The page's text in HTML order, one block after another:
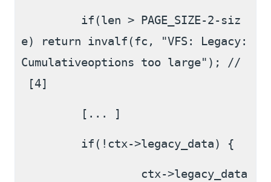
if(len > PAGE_SIZE-2-siz
e) return invalf(fc, "VFS: Legacy:
Cumulativeoptions too large"); //
[4]
[... ]
if(!ctx->legacy_data) {
ctx->legacy_data